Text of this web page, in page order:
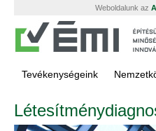
Weboldalunk az
Tevékenységeink